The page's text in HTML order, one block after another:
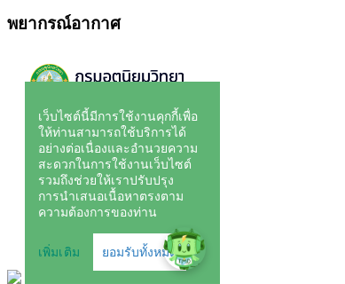
พยากรณ์อากาศ